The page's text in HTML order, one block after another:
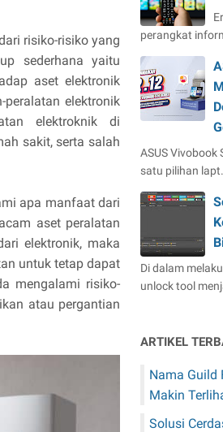
risiko-risiko yang
sederhana yaitu
aset elektronik
elektronik
elektroknik di
sakit, serta salah
apa manfaat dari
aset peralatan
elektronik, maka
untuk tetap dapat
mengalami risiko-
atau pergantian
perangkat
ASUS Vivobook
satu pilihan
Di dalam
unlock tool
ARTIKEL
Nama Guild
Makin
Solusi